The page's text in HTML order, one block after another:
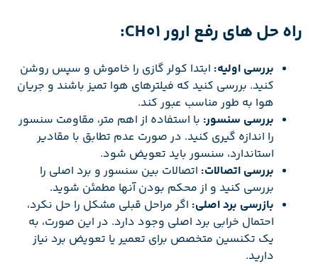
راه حل های رفع ارور CH01:
بررسی اولیه: ابتدا کولر گازی را خاموش و سپس روشن
کنید. بررسی کنید که فیلترهای هوا تمیز باشند و جریان
هوا به طور مناسب عبور کند.
بررسی سنسور: با استفاده از اهم متر، مقاومت سنسور
را اندازه گیری کنید. در صورت عدم تطابق با مقادیر
استاندارد، سنسور باید تعویض شود.
بررسی اتصالات: اتصالات بین سنسور و برد اصلی را
بررسی کنید و از محکم بودن آنها مطمئن شوید.
بازرسی برد اصلی: اگر مراحل قبلی مشکل را حل نکرد،
احتمال خرابی برد اصلی وجود دارد. در این صورت، به
یک تکنسین متخصص برای تعمیر یا تعویض برد نیاز
دارید.